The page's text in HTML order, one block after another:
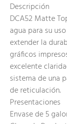
Descripción
DCA52 Matte
agua para su
extender la
gráficos
excelente
sistema de una
de reticulación.
Presentaciones
Envase de 5